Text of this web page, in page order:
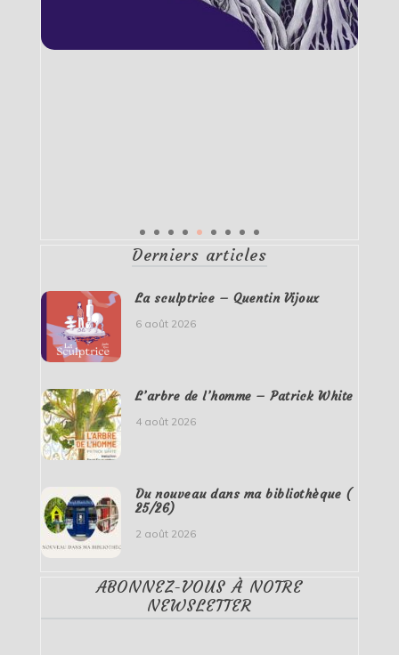
Derniers articles
La sculptrice – Quentin Vijoux
6 août 2026
L’arbre de l’homme – Patrick White
4 août 2026
Du nouveau dans ma bibliothèque (
25/26)
2 août 2026
ABONNEZ-VOUS À NOTRE
NEWSLETTER